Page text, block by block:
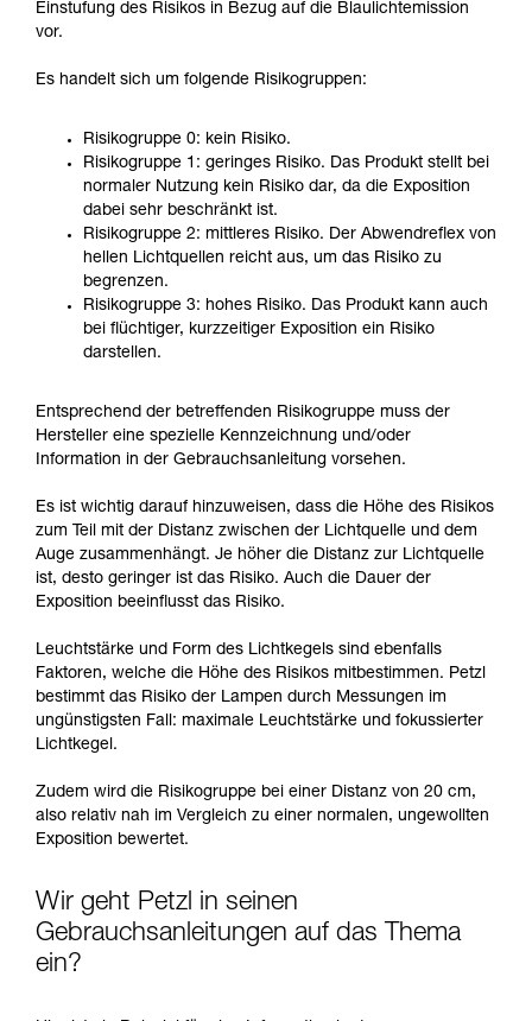
Einstufung des Risikos in Bezug auf die Blaulichtemission
vor.
Es handelt sich um folgende Risikogruppen:
Risikogruppe 0: kein Risiko.
Risikogruppe 1: geringes Risiko. Das Produkt stellt bei
normaler Nutzung kein Risiko dar, da die Exposition
dabei sehr beschränkt ist.
Risikogruppe 2: mittleres Risiko. Der Abwendreflex von
hellen Lichtquellen reicht aus, um das Risiko zu
begrenzen.
Risikogruppe 3: hohes Risiko. Das Produkt kann auch
bei flüchtiger, kurzzeitiger Exposition ein Risiko
darstellen.
Entsprechend der betreffenden Risikogruppe muss der
Hersteller eine spezielle Kennzeichnung und/oder
Information in der Gebrauchsanleitung vorsehen.
Es ist wichtig darauf hinzuweisen, dass die Höhe des Risikos
zum Teil mit der Distanz zwischen der Lichtquelle und dem
Auge zusammenhängt. Je höher die Distanz zur Lichtquelle
ist, desto geringer ist das Risiko. Auch die Dauer der
Exposition beeinflusst das Risiko.
Leuchtstärke und Form des Lichtkegels sind ebenfalls
Faktoren, welche die Höhe des Risikos mitbestimmen. Petzl
bestimmt das Risiko der Lampen durch Messungen im
ungünstigsten Fall: maximale Leuchtstärke und fokussierter
Lichtkegel.
Zudem wird die Risikogruppe bei einer Distanz von 20 cm,
also relativ nah im Vergleich zu einer normalen, ungewollten
Exposition bewertet.
Wir geht Petzl in seinen
Gebrauchsanleitungen auf das Thema
ein?